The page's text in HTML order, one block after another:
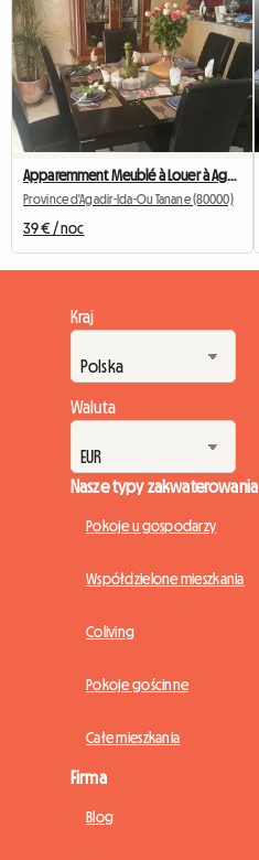
Province d'Agadir-Ida-Ou Tanane (80000)
39 € / noc
Kraj
Waluta
Nasze typy zakwaterowania
Pokoje u gospodarzy
Współdzielone mieszkania
Coliving
Pokoje gościnne
Całe mieszkania
Firma
Blog